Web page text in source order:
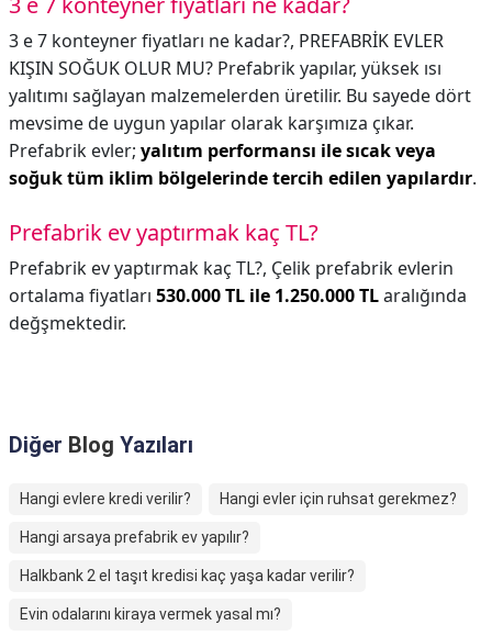
3 e 7 konteyner fiyatları ne kadar?, PREFABRİK EVLER
KIŞIN SOĞUK OLUR MU? Prefabrik yapılar, yüksek ısı
yalıtımı sağlayan malzemelerden üretilir. Bu sayede dört
mevsime de uygun yapılar olarak karşımıza çıkar.
Prefabrik evler; yalıtım performansı ile sıcak veya
soğuk tüm iklim bölgelerinde tercih edilen yapılardır.
Prefabrik ev yaptırmak kaç TL?
Prefabrik ev yaptırmak kaç TL?, Çelik prefabrik evlerin
ortalama fiyatları 530.000 TL ile 1.250.000 TLaralığında
değşmektedir.
Diğer Blog Yazıları
Hangi evlere kredi verilir? Hangi evler için ruhsat gerekmez?
Hangi arsaya prefabrik ev yapılır?
Halkbank 2 el taşıt kredisi kaç yaşa kadar verilir?
Evin odalarını kiraya vermek yasal mı?